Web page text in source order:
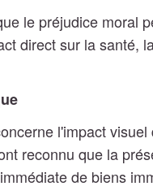
le préjudice moral
direct sur la santé,
l'impact
reconnu que la
de biens